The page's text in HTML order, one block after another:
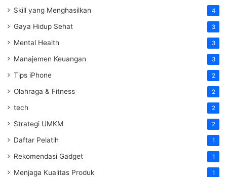
Skill yang Menghasilkan 4
Gaya Hidup Sehat 3
Mental Health 3
Manajemen Keuangan 3
Tips iPhone 2
Olahraga & Fitness 2
tech 2
Strategi UMKM 2
Daftar Pelatih 1
Rekomendasi Gadget 1
Menjaga Kualitas Produk 1